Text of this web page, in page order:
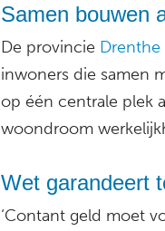
Samen bouwen
De provincie Drenthe
inwoners die samen
op één centrale plek
woondroom
Wet garandeert
‘Contant geld moet